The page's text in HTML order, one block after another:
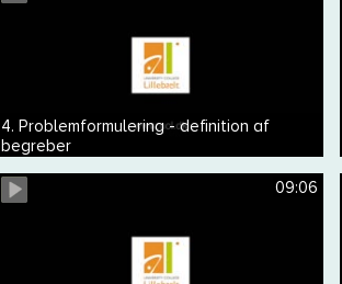
4. Problemformulering - definition af
begreber
09:06